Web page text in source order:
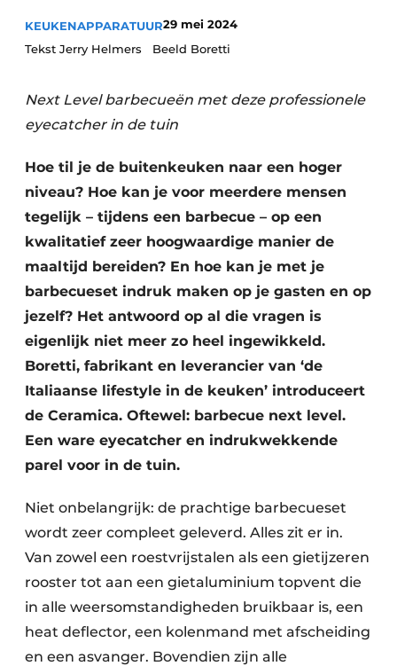
KEUKENAPPARATUUR29 mei 2024
Tekst Jerry Helmers Beeld Boretti
Next Level barbecueën met deze professionele
eyecatcher in de tuin
Hoe til je de buitenkeuken naar een hoger
niveau? Hoe kan je voor meerdere mensen
tegelijk – tijdens een barbecue – op een
kwalitatief zeer hoogwaardige manier de
maaltijd bereiden? En hoe kan je met je
barbecueset indruk maken op je gasten en op
jezelf? Het antwoord op al die vragen is
eigenlijk niet meer zo heel ingewikkeld.
Boretti, fabrikant en leverancier van ‘de
Italiaanse lifestyle in de keuken’ introduceert
de Ceramica. Oftewel: barbecue next level.
Een ware eyecatcher en indrukwekkende
parel voor in de tuin.
Niet onbelangrijk: de prachtige barbecueset
wordt zeer compleet geleverd. Alles zit er in.
Van zowel een roestvrijstalen als een gietijzeren
rooster tot aan een gietaluminium topvent die
in alle weersomstandigheden bruikbaar is, een
heat deflector, een kolenmand met afscheiding
en een asvanger. Bovendien zijn alle